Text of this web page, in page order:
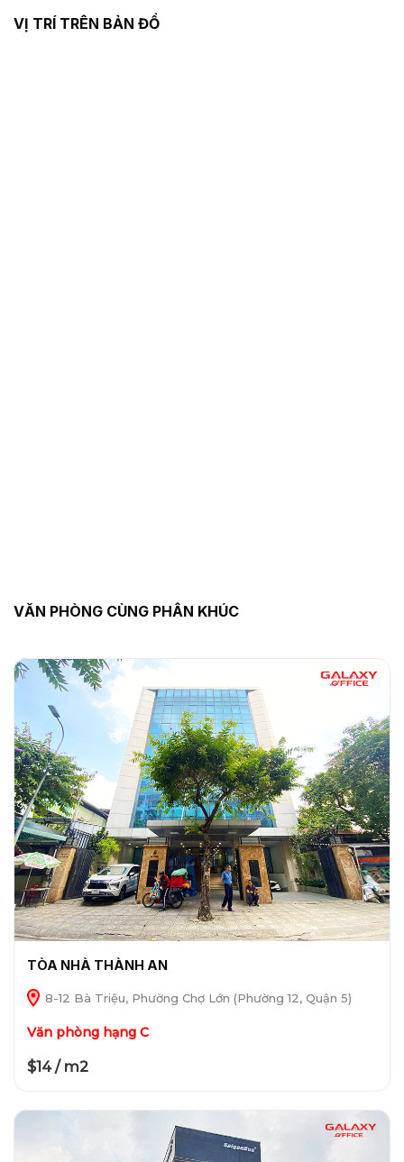
VỊ TRÍ TRÊN BẢN ĐỒ
VĂN PHÒNG CÙNG PHÂN KHÚC
TÒA NHÀ THÀNH AN
8-12 Bà Triệu, Phường Chợ Lớn (Phường 12, Quận 5)
Văn phòng hạng C
$14 / m2